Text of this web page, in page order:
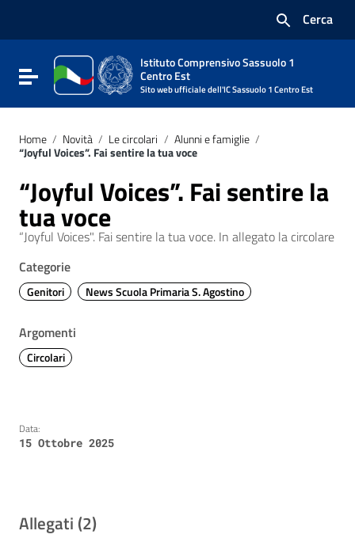
Vai al footer
Cerca
Attiva / disattiva la navigazione
Istituto Comprensivo Sassuolo 1
Centro Est
Sito web ufficiale dell'IC Sassuolo 1 Centro Est
Home / Novità / Le circolari / Alunni e famiglie /
“Joyful Voices”. Fai sentire la tua voce
“Joyful Voices”. Fai sentire la
tua voce
“Joyful Voices". Fai sentire la tua voce. In allegato la circolare
Categorie
Genitori News Scuola Primaria S. Agostino
Argomenti
Circolari
Data:
15 Ottobre 2025
Allegati (2)